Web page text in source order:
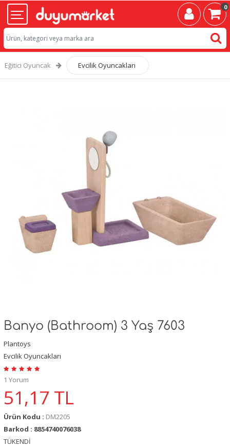
0
Eğitici Oyuncak Evcilik Oyuncakları
Banyo (Bathroom) 3 Yaş 7603
Plantoys
Evcilik Oyuncakları
1 Yorum
51,17 TL
Ürün Kodu : DM2205
Barkod : 8854740076038
TÜKENDİ